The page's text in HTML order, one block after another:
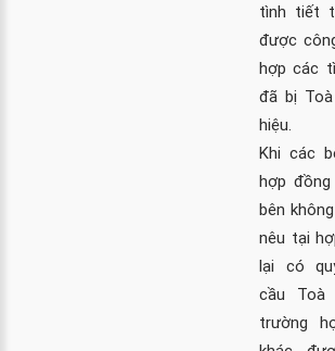
tình tiết
được
hợp các
đã bị
hiệu.
Khi các
hợp
bên
nêu tại
lại có
cầu Toà
trường